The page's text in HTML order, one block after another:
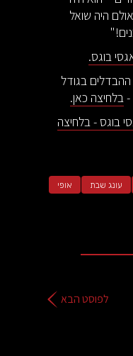
היה שואל
בוגס.
ההבדלים בגודל
-בלחיצה כאן.
בוגס - בלחיצה
עונג שבת אופי
לפוסט הבא